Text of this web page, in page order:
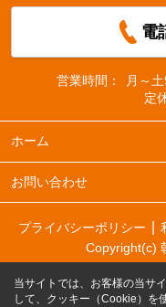
電
営業時間：
月～
定
ホーム
お問い合わせ
プライバシーポリシー
Copyright(c)
当サイトでは、お客様の当サ
して、クッキー（Cookie）を